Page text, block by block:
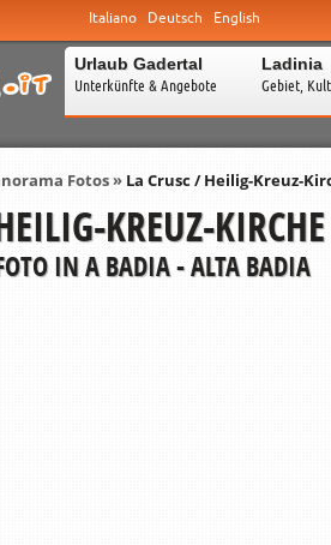
Italiano Deutsch English
Urlaub Gadertal
Unterkünfte & Angebote
Ladinia
Gebiet,
Fotos» La Crusc / Heilig-Kreuz-
KREUZ-KIRCHE
IN A BADIA - ALTA BADIA